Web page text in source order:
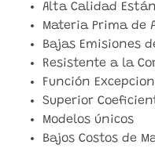
Alta Calidad
Materia Prima de
Bajas Emisiones
Resistente a la
Función
Superior
Modelos únicos
Bajos Costos de